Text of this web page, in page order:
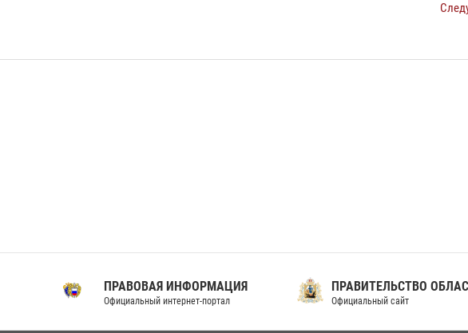
ПРАВОВАЯ ИНФОРМАЦИЯ
Официальный интернет-портал
ПРАВИТЕЛЬСТВО
Официальный сайт